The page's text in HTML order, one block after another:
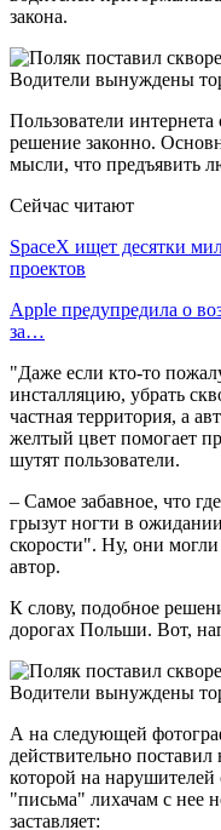
закона.
Пользователи интернета
решение законно.
мысли, что предъявить
Сейчас читают
SpaceX ищет десятки
проектов
Apple предупредила о
за…
"Даже если кто-то
инсталляцию, убрать
частная территория, а
желтый цвет помогает
шутят пользователи.
– Самое забавное, что
грызут ногти в
скорости". Ну, они
автор.
К слову, подобное
дорогах Польши. Вот,
А на следующей
действительно поставил
которой на
"письма" лихачам с нее
заставляет: